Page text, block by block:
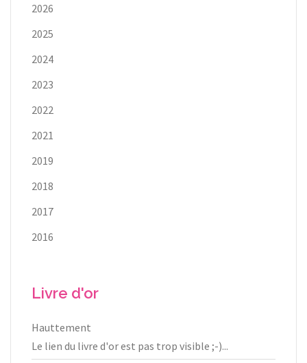
2026
2025
2024
2023
2022
2021
2019
2018
2017
2016
Livre d'or
Hauttement
Le lien du livre d'or est pas trop visible ;-)...